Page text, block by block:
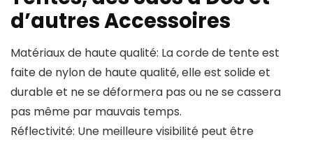
d’autres Accessoires
Matériaux de haute qualité: La corde de tente est
faite de nylon de haute qualité, elle est solide et
durable et ne se déformera pas ou ne se cassera
pas même par mauvais temps.
Réflectivité: Une meilleure visibilité peut être